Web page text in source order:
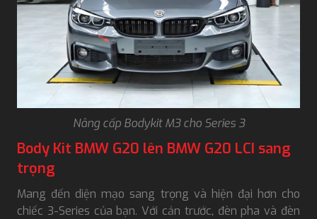
Nâng cấp Bodykit M3 cho Series 3
Body Kit BMW G20 lên BMW G20 LCI sang
trọng
Mang đến diện mạo sang trọng và hiện đại hơn cho
chiếc 3-Series của bạn. Với cản trước, đèn pha và đèn